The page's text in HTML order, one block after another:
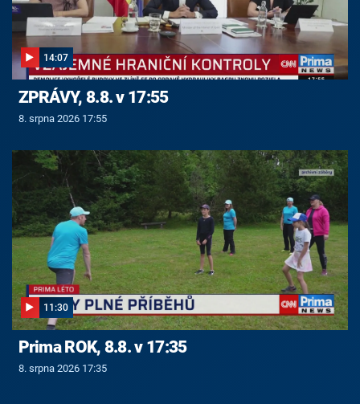
14:07
ZPRÁVY, 8.8. v 17:55
8. srpna 2026 17:55
11:30
Prima ROK, 8.8. v 17:35
8. srpna 2026 17:35